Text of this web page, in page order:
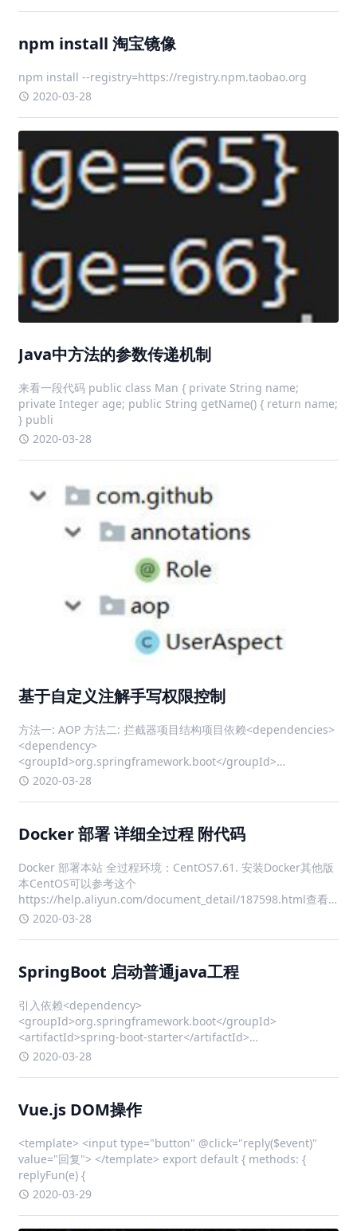
npm install 淘宝镜像
npm install --registry=https://registry.npm.taobao.org
2020-03-28
Java中方法的参数传递机制
来看一段代码 public class Man { private String name;
private Integer age; public String getName() { return name;
} publi
2020-03-28
基于自定义注解手写权限控制
方法一: AOP 方法二: 拦截器项目结构项目依赖<dependencies>
<dependency>
<groupId>org.springframework.boot</groupId>
<artifactId>spring-boot-starter-w
2020-03-28
Docker 部署 详细全过程 附代码
Docker 部署本站 全过程环境：CentOS7.61. 安装Docker其他版
本CentOS可以参考这个
https://help.aliyun.com/document_detail/187598.html查看
本机内核版本，内核版本需高于 3.10uname -r 确保 yum 包最新
2020-03-28
SpringBoot 启动普通java工程
引入依赖<dependency>
<groupId>org.springframework.boot</groupId>
<artifactId>spring-boot-starter</artifactId>
<version>2.0.9</version> </dependency>
2020-03-28
Vue.js DOM操作
<template> <input type="button" @click="reply($event)"
value="回复"> </template> export default { methods: {
replyFun(e) {
2020-03-29